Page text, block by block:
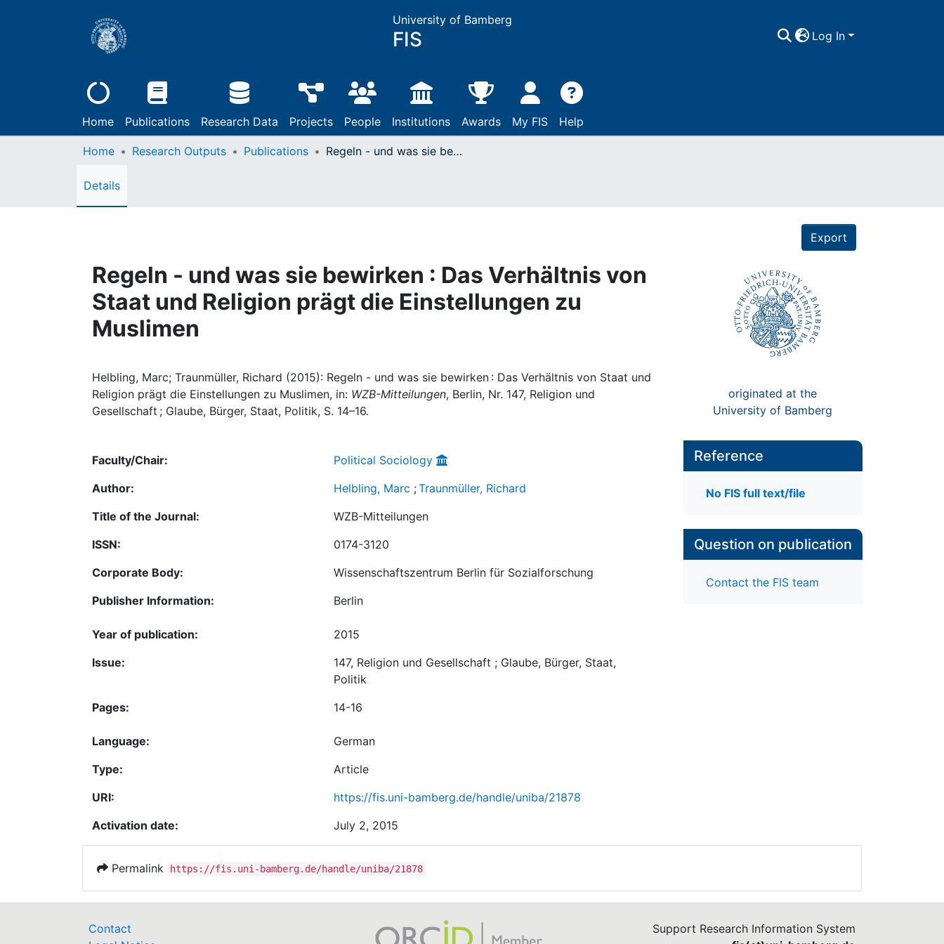
University of Bamberg
FIS Log In
Home Publications Research Data Projects People Institutions Awards My FIS Help
Home Research Outputs Publications Regeln - und was sie bewirken : Das Verhältnis von Staat und Religion prägt die Einstellungen zu Muslimen
Details
Export
Regeln - und was sie bewirken : Das Verhältnis von
Staat und Religion prägt die Einstellungen zu
Muslimen
Helbling, Marc; Traunmüller, Richard (2015): Regeln - und was sie bewirken : Das Verhältnis von Staat und
Religion prägt die Einstellungen zu Muslimen, in: WZB-Mitteilungen, Berlin, Nr. 147, Religion und
Gesellschaft ; Glaube, Bürger, Staat, Politik, S. 14–16.
originated at the
University of Bamberg
Faculty/Chair:
Political Sociology
Author:
Helbling, Marc ;Traunmüller, Richard
Title of the Journal:
WZB-Mitteilungen
ISSN:
0174-3120
Corporate Body:
Wissenschaftszentrum Berlin für Sozialforschung
Publisher Information:
Berlin
Year of publication:
2015
Issue:
147, Religion und Gesellschaft ; Glaube, Bürger, Staat,
Politik
Pages:
14-16
Language:
German
Type:
Article
URI:
https://fis.uni-bamberg.de/handle/uniba/21878
Activation date:
July 2, 2015
Reference
No FIS full text/file
Question on publication
Contact the FIS team
Permalink https://fis.uni-bamberg.de/handle/uniba/21878
Contact
Support Research Information System